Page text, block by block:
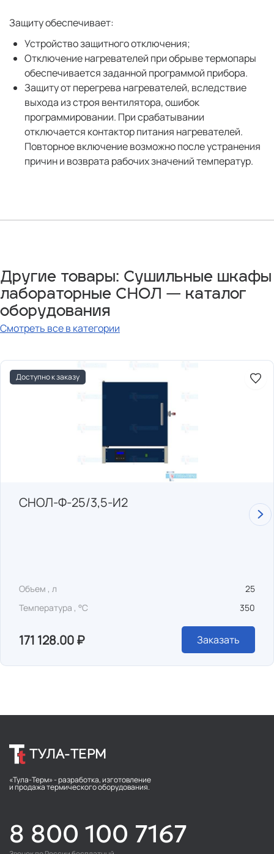
Защиту обеспечивает:
Устройство защитного отключения;
Отключение нагревателей при обрыве термопары
обеспечивается заданной программой прибора.
Защиту от перегрева нагревателей, вследствие
выхода из строя вентилятора, ошибок
программировании. При срабатывании
отключается контактор питания нагревателей.
Повторное включение возможно после устранения
причин и возврата рабочих значений температур.
Другие товары: Сушильные шкафы
лабораторные СНОЛ — каталог
оборудования
Смотреть все в категории
Доступно к заказу
СНОЛ-Ф-25/3,5-И2
Объем , л
25
Температура , °C
350
171 128.00 ₽ Заказать
ТУЛА-ТЕРМ
«Тула-Терм» - разработка, изготовление
и продажа термического оборудования.
8 800 100 7167